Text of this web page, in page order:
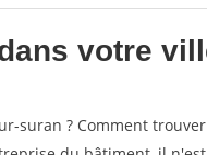
votre
suran ? Comment